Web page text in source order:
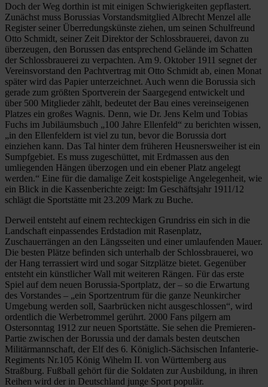
Doch der Weg dorthin ist mit einigen Schwierigkeiten gepflastert.
Zunächst muss Borussias Vorstandsmitglied Albrecht Menzel alle
Register seiner Überredungskünste ziehen, um seinen Schulfreund
Otto Schmidt, seiner Zeit Direktor der Schlossbrauerei, davon zu
überzeugen, den Borussen das entsprechend Gelände im Schatten
der Schlossbrauerei zu verpachten. Am 9. Oktober 1911 segnet der
Vereinsvorstand den Pachtvertrag mit Otto Schmidt ab, einen Monat
später wird das Papier unterzeichnet. Auch wenn die Borussia sich
gerade zum größten Sportverein der Saargegend entwickelt und
über 500 Mitglieder zählt, bedeutet der Bau eines vereinseigenen
Platzes ein großes Wagnis. Denn, wie Dr. Jens Kelm und Tobias
Fuchs im Jubiläumsbuch „100 Jahre Ellenfeld“ zu berichten wissen,
„in den Ellenfeldern ist viel zu tun, bevor die Borussia dort
einziehen kann. Das Tal hinter dem früheren Heusnersweiher ist ein
Sumpfgebiet. Es muss zugeschüttet, mit Erdmassen aus den
umliegenden Hängen überzogen und ein ebener Platz angelegt
werden.“ Eine für die damalige Zeit kostspielige Angelegenheit, wie
ein Blick in die Kassenberichte zeigt: Im Geschäftsjahr 1911/12
schlägt die Sportstätte mit 23.209 Mark zu Buche.
Derweil entsteht auf einem rechteckigen Grundriss ein sich in die
Landschaft einpassendes Erdstadion mit Rasenplatz,
Zuschauerrängen an den Längsseiten und einer umlaufenden Mauer.
Die besten Plätze befinden sich unterhalb der Schlossbrauerei, wo
der Hang terrassiert wird und sogar Sitzplätze bietet. Gegenüber
entsteht ein künstlicher Wall mit weiteren Rängen. Für das erste
Spiel auf dem neuen Borussia-Sportplatz, der – so die Erwartung
des Vorstandes – „ein Sportzentrum für die ganze Neunkircher
Umgebung werden soll, Saarbrücken nicht ausgeschlossen“, wird
ordentlich die Werbetrommel gerührt. 2000 Fans pilgern am
Ostersonntag 1912 zur neuen Sportstätte. Sie sehen die Premieren-
Partie zwischen der Borussia und der damals besten deutschen
Militärmannschaft, der Elf des 6. Königlich-Sächsischen Infanterie-
Regiments Nr.105 König Wihelm II. von Württemberg aus
Straßburg. Fußball gehört für die Soldaten zur Ausbildung, in ihren
Reihen wird der in Deutschland junge Sport populär.